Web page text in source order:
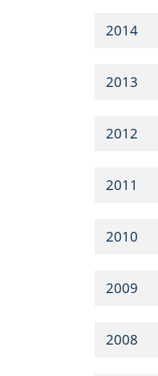
2014
2013
2012
2011
2010
2009
2008